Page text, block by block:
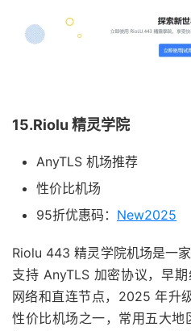
15.Riolu 精灵学院
AnyTLS 机场推荐
性价比机场
95折优惠码： New2025
Riolu 443 精灵学院机场是一
支持 AnyTLS 加密协议，早
网络和直连节点，2025 年升
性价比机场之一，常用五大